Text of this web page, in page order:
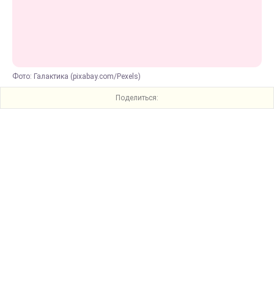
Фото: Галактика (pixabay.com/Pexels)
Поделиться: